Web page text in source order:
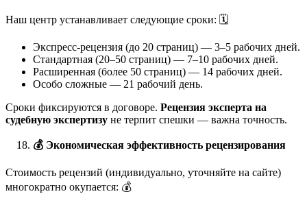
Наш центр устанавливает следующие сроки: 🗓️
Экспресс-рецензия (до 20 страниц) — 3–5 рабочих дней.
Стандартная (20–50 страниц) — 7–10 рабочих дней.
Расширенная (более 50 страниц) — 14 рабочих дней.
Особо сложные — 21 рабочий день.
Сроки фиксируются в договоре. Рецензия эксперта на
судебную экспертизу не терпит спешки — важна точность.
💰 Экономическая эффективность рецензирования
Стоимость рецензий (индивидуально, уточняйте на сайте)
многократно окупается: 💰